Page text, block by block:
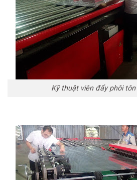
Kỹ thuật viên đẩy phôi